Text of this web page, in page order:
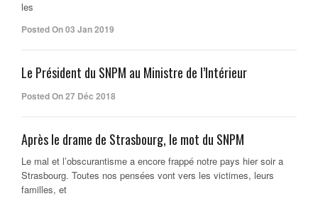
les
Posted On 03 Jan 2019
Le Président du SNPM au Ministre de l’Intérieur
Posted On 27 Déc 2018
Après le drame de Strasbourg, le mot du SNPM
Le mal et l’obscurantisme a encore frappé notre pays hier soir a
Strasbourg. Toutes nos pensées vont vers les victimes, leurs
familles, et